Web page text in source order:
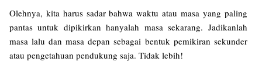
Olehnya, kita harus sadar bahwa waktu atau masa yang paling
pantas untuk dipikirkan hanyalah masa sekarang. Jadikanlah
masa lalu dan masa depan sebagai bentuk pemikiran sekunder
atau pengetahuan pendukung saja. Tidak lebih!